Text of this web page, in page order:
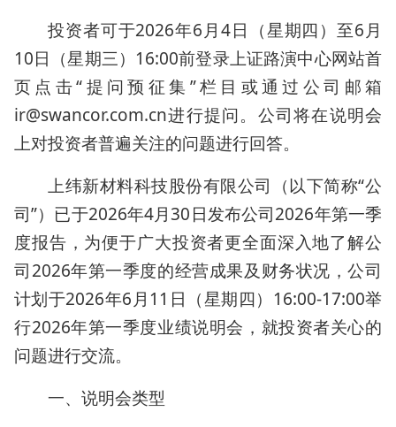
投资者可于2026年6月4日（星期四）至6月
10日（星期三）16:00前登录上证路演中心网站首
页点击“提问预征集”栏目或通过公司邮箱
ir@swancor.com.cn进行提问。公司将在说明会
上对投资者普遍关注的问题进行回答。
上纬新材料科技股份有限公司（以下简称“公
司”）已于2026年4月30日发布公司2026年第一季
度报告，为便于广大投资者更全面深入地了解公
司2026年第一季度的经营成果及财务状况，公司
计划于2026年6月11日（星期四）16:00-17:00举
行2026年第一季度业绩说明会，就投资者关心的
问题进行交流。
一、说明会类型